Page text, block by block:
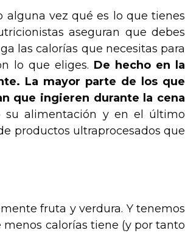
alguna vez qué es lo que tienes
aseguran que debes
las calorías que necesitas para
lo que eliges. De hecho en la
La mayor parte de los que
que ingieren durante la cena
su alimentación y en el último
productos ultraprocesados que
fruta y verdura. Y tenemos
calorías tiene (y por tanto